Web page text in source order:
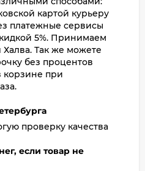
картой курьеру
платежные сервисы
5%. Принимаем
Халва. Так же можете
без процентов
корзине при
проверку качества
если товар не